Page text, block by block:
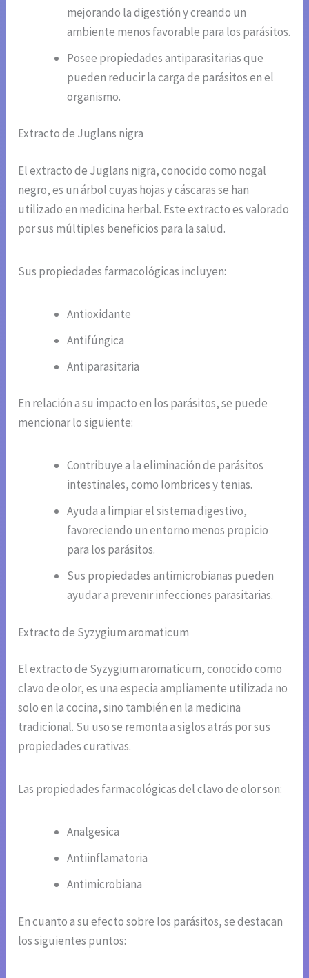
mejorando la digestión y creando un
ambiente menos favorable para los parásitos.
Posee propiedades antiparasitarias que
pueden reducir la carga de parásitos en el
organismo.
Extracto de Juglans nigra
El extracto de Juglans nigra, conocido como nogal
negro, es un árbol cuyas hojas y cáscaras se han
utilizado en medicina herbal. Este extracto es valorado
por sus múltiples beneficios para la salud.
Sus propiedades farmacológicas incluyen:
Antioxidante
Antifúngica
Antiparasitaria
En relación a su impacto en los parásitos, se puede
mencionar lo siguiente:
Contribuye a la eliminación de parásitos
intestinales, como lombrices y tenias.
Ayuda a limpiar el sistema digestivo,
favoreciendo un entorno menos propicio
para los parásitos.
Sus propiedades antimicrobianas pueden
ayudar a prevenir infecciones parasitarias.
Extracto de Syzygium aromaticum
El extracto de Syzygium aromaticum, conocido como
clavo de olor, es una especia ampliamente utilizada no
solo en la cocina, sino también en la medicina
tradicional. Su uso se remonta a siglos atrás por sus
propiedades curativas.
Las propiedades farmacológicas del clavo de olor son:
Analgesica
Antiinflamatoria
Antimicrobiana
En cuanto a su efecto sobre los parásitos, se destacan
los siguientes puntos: